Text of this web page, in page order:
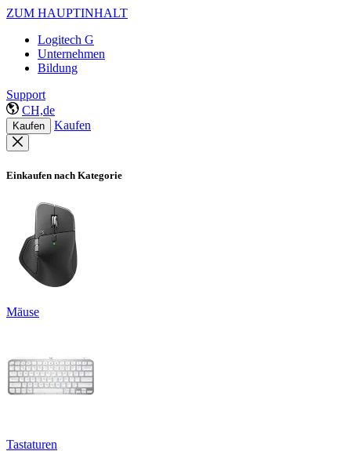
ZUM HAUPTINHALT
Logitech G
Unternehmen
Bildung
Support
CH,de
Kaufen Kaufen
Einkaufen nach Kategorie
Mäuse
Tastaturen